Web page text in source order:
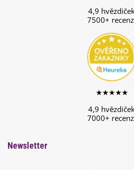
4,9
7500+
★★★★★
4,9
7000+
Newsletter